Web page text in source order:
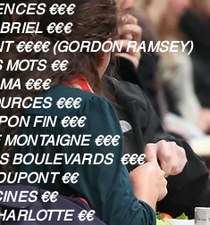
€€€
€€€
€€€€ (GORDON RAMSEY)
MOTS €€
€€€
€€€
FIN €€€
MONTAIGNE €€€
BOULEVARDS €€€
€€
€€
€€